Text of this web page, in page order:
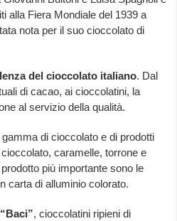
alla Fiera Mondiale del 1939 a
nota per il suo cioccolato di
del cioccolato italiano. Dal
di cacao, ai cioccolatini, la
al servizio della qualità.
di cioccolato e di prodotti
caramelle, torrone e
più importante sono le
carta di alluminio colorato.
“Baci”, cioccolatini ripieni di